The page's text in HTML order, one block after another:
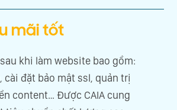
mãi tốt
khi làm website bao gồm:
đặt bảo mật ssl, quản trị
content… Được CAIA cung